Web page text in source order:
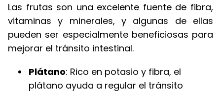
Las frutas son una excelente fuente de fibra,
vitaminas y minerales, y algunas de ellas
pueden ser especialmente beneficiosas para
mejorar el tránsito intestinal.
Plátano: Rico en potasio y fibra, el
plátano ayuda a regular el tránsito